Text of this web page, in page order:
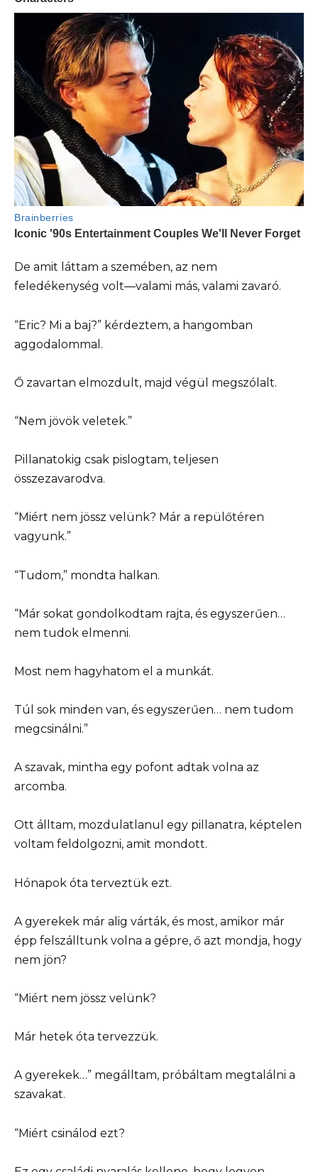
De amit láttam a szemében, az nem
feledékenység volt—valami más, valami zavaró.
“Eric? Mi a baj?” kérdeztem, a hangomban
aggodalommal.
Ő zavartan elmozdult, majd végül megszólalt.
“Nem jövök veletek.”
Pillanatokig csak pislogtam, teljesen
összezavarodva.
“Miért nem jössz velünk? Már a repülőtéren
vagyunk.”
“Tudom,” mondta halkan.
“Már sokat gondolkodtam rajta, és egyszerűen…
nem tudok elmenni.
Most nem hagyhatom el a munkát.
Túl sok minden van, és egyszerűen… nem tudom
megcsinálni.”
A szavak, mintha egy pofont adtak volna az
arcomba.
Ott álltam, mozdulatlanul egy pillanatra, képtelen
voltam feldolgozni, amit mondott.
Hónapok óta terveztük ezt.
A gyerekek már alig várták, és most, amikor már
épp felszálltunk volna a gépre, ő azt mondja, hogy
nem jön?
“Miért nem jössz velünk?
Már hetek óta tervezzük.
A gyerekek…” megálltam, próbáltam megtalálni a
szavakat.
“Miért csinálod ezt?